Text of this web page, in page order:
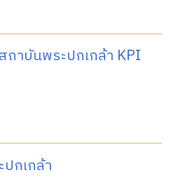
ถาบันพระปกเกล้า KPI
กเกล้า